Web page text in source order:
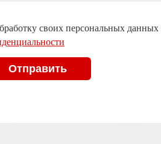
своих персональных данных